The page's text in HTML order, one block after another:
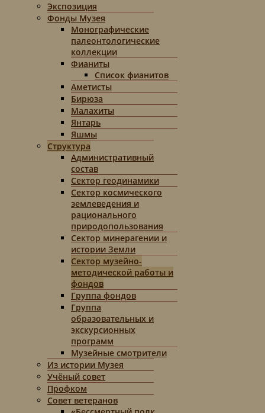
Экспозиция
Фонды Музея
Монографические
палеонтологические
коллекции
Фианиты
Список фианитов
Аметисты
Бирюза
Малахиты
Янтарь
Яшмы
Структура
Административный
состав
Сектор геодинамики
Сектор космического
землеведения и
рационального
природопользования
Сектор минерагении и
истории Земли
Сектор музейно-
методической работы и
фондов
Группа фондов
Группа
образовательных и
экскурсионных
программ
Музейные смотрители
Из истории Музея
Учёный совет
Профком
Совет ветеранов